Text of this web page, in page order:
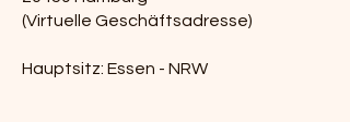
(Virtuelle Geschäftsadresse)
Hauptsitz: Essen - NRW